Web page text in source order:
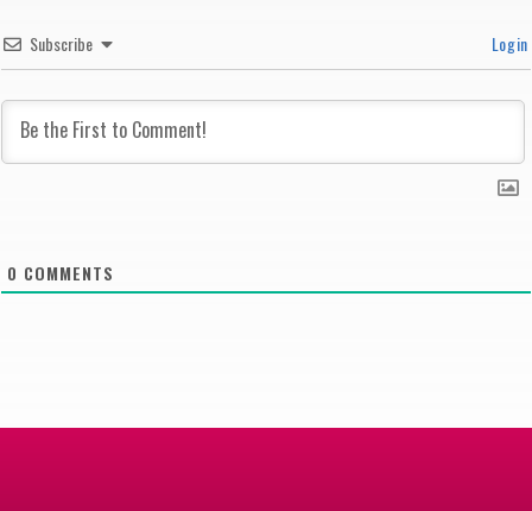
Subscribe Login
0 COMMENTS